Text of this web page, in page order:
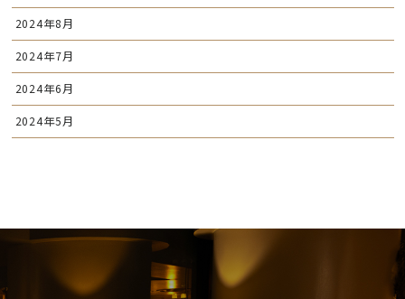
2024年8月
2024年7月
2024年6月
2024年5月